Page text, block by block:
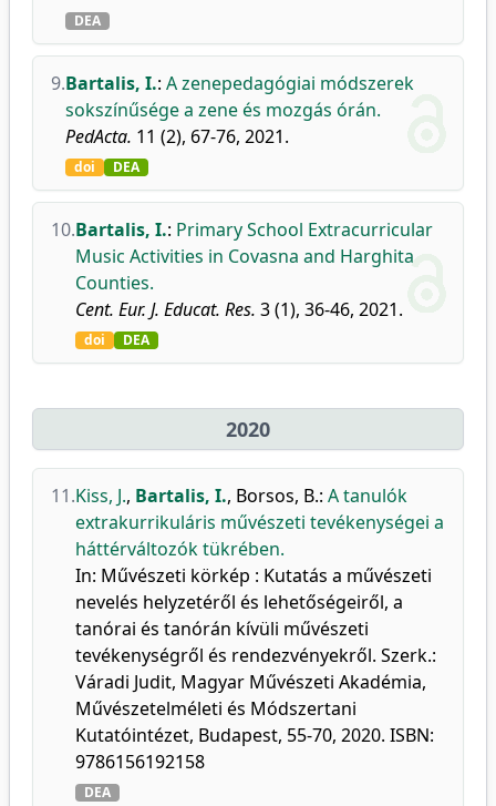
DEA
9.Bartalis, I.: A zenepedagógiai módszerek
sokszínűsége a zene és mozgás órán.
PedActa. 11 (2), 67-76, 2021.
doi DEA
10.Bartalis, I.: Primary School Extracurricular
Music Activities in Covasna and Harghita
Counties.
Cent. Eur. J. Educat. Res. 3 (1), 36-46, 2021.
doi DEA
2020
11.Kiss, J., Bartalis, I., Borsos, B.: A tanulók
extrakurrikuláris művészeti tevékenységei a
háttérváltozók tükrében.
In: Művészeti körkép : Kutatás a művészeti
nevelés helyzetéről és lehetőségeiről, a
tanórai és tanórán kívüli művészeti
tevékenységről és rendezvényekről. Szerk.:
Váradi Judit, Magyar Művészeti Akadémia,
Művészetelméleti és Módszertani
Kutatóintézet, Budapest, 55-70, 2020. ISBN:
9786156192158
DEA